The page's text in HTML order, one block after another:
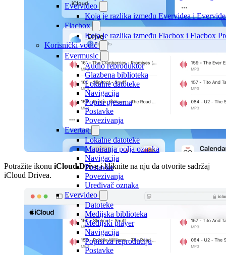
Evervideo
Koja je razlika između Evervidea i
Flacbox
Koja je razlika između Flacbox i Flacbox
Korisnički vodič
Evermusic
Audio reproduktor
Glazbena biblioteka
Lokalne datoteke
Navigacija
Popisi pjesama
Postavke
Povezivanja
Evertag
Lokalne datoteke
Mapiranja polja oznaka
Navigacija
Postavke
Povezivanja
Uređivač oznaka
Evervideo
Datoteke
Medijska biblioteka
Medijski player
Navigacija
Popisi za reproduciju
Postavke
Potražite ikonu iCloud Drivei kliknite na nju da otvorite sadržaj
iCloud Drivea.